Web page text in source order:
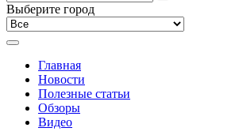
Выберите город
Главная
Новости
Полезные статьи
Обзоры
Видео